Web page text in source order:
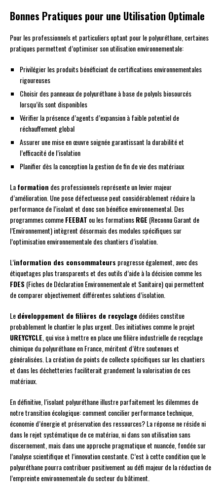
Bonnes Pratiques pour une Utilisation Optimale
Pour les professionnels et particuliers optant pour le polyuréthane, certaines
pratiques permettent d’optimiser son utilisation environnementale:
Privilégier les produits bénéficiant de certifications environnementales
rigoureuses
Choisir des panneaux de polyuréthane à base de polyols biosourcés
lorsqu’ils sont disponibles
Vérifier la présence d’agents d’expansion à faible potentiel de
réchauffement global
Assurer une mise en œuvre soignée garantissant la durabilité et
l’efficacité de l’isolation
Planifier dès la conception la gestion de fin de vie des matériaux
Laformation des professionnels représente un levier majeur
d’amélioration. Une pose défectueuse peut considérablement réduire la
performance de l’isolant et donc son bénéfice environnemental. Des
programmes commeFEEBAT ou les formationsRGE (Reconnu Garant de
l’Environnement) intègrent désormais des modules spécifiques sur
l’optimisation environnementale des chantiers d’isolation.
L’information des consommateurs progresse également, avec des
étiquetages plus transparents et des outils d’aide à la décision comme les
FDES (Fiches de Déclaration Environnementale et Sanitaire) qui permettent
de comparer objectivement différentes solutions d’isolation.
Ledéveloppement de filières de recyclagedédiées constitue
probablement le chantier le plus urgent. Des initiatives comme le projet
UREYCYCLE , qui vise à mettre en place une filière industrielle de recyclage
chimique du polyuréthane en France, méritent d’être soutenues et
généralisées. La création de points de collecte spécifiques sur les chantiers
et dans les déchetteries faciliterait grandement la valorisation de ces
matériaux.
En définitive, l’isolant polyuréthane illustre parfaitement les dilemmes de
notre transition écologique: comment concilier performance technique,
économie d’énergie et préservation des ressources? La réponse ne réside ni
dans le rejet systématique de ce matériau, ni dans son utilisation sans
discernement, mais dans une approche pragmatique et nuancée, fondée sur
l’analyse scientifique et l’innovation constante. C’est à cette condition que le
polyuréthane pourra contribuer positivement au défi majeur de la réduction de
l’empreinte environnementale du secteur du bâtiment.